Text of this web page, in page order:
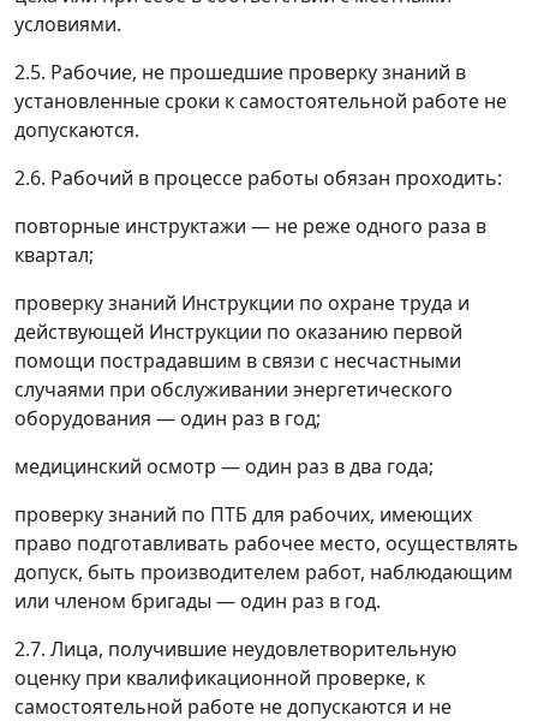
условиями.
2.5. Рабочие, не прошедшие проверку знаний в
установленные сроки к самостоятельной работе не
допускаются.
2.6. Рабочий в процессе работы обязан проходить:
повторные инструктажи — не реже одного раза в
квартал;
проверку знаний Инструкции по охране труда и
действующей Инструкции по оказанию первой
помощи пострадавшим в связи с несчастными
случаями при обслуживании энергетического
оборудования — один раз в год;
медицинский осмотр — один раз в два года;
проверку знаний по ПТБ для рабочих, имеющих
право подготавливать рабочее место, осуществлять
допуск, быть производителем работ, наблюдающим
или членом бригады — один раз в год.
2.7. Лица, получившие неудовлетворительную
оценку при квалификационной проверке, к
самостоятельной работе не допускаются и не